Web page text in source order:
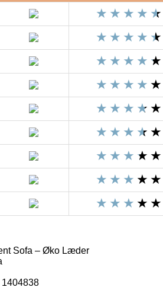
Sofa – Øko Læder
1404838